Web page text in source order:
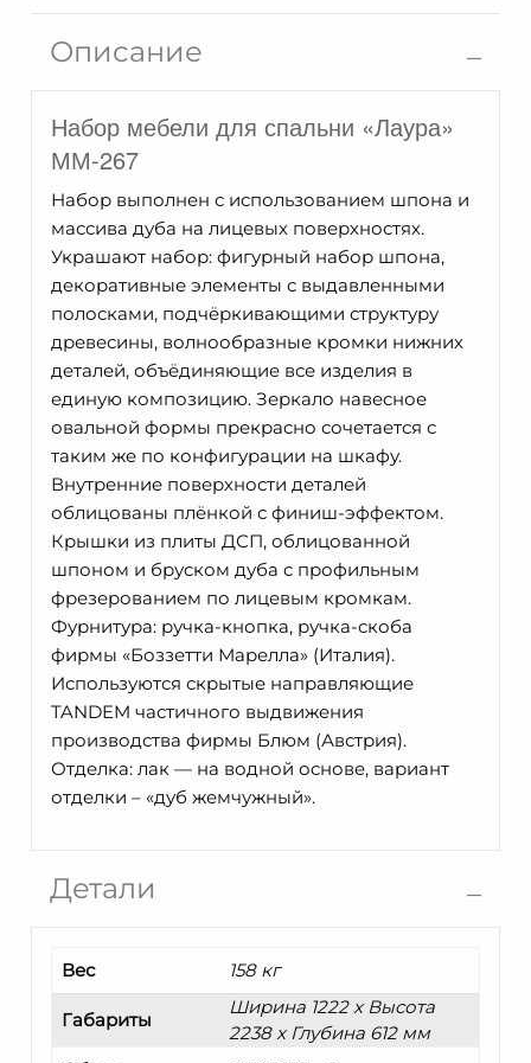
одежды
Лаура
ММ-267-
01/02Б-1
Описание
Набор мебели для спальни «Лаура»
ММ-267
Набор выполнен с использованием шпона и
массива дуба на лицевых поверхностях.
Украшают набор: фигурный набор шпона,
декоративные элементы с выдавленными
полосками, подчёркивающими структуру
древесины, волнообразные кромки нижних
деталей, объёдиняющие все изделия в
единую композицию. Зеркало навесное
овальной формы прекрасно сочетается с
таким же по конфигурации на шкафу.
Внутренние поверхности деталей
облицованы плёнкой с финиш-эффектом.
Крышки из плиты ДСП, облицованной
шпоном и бруском дуба с профильным
фрезерованием по лицевым кромкам.
Фурнитура: ручка-кнопка, ручка-скоба
фирмы «Боззетти Марелла» (Италия).
Используются скрытые направляющие
TANDEM частичного выдвижения
производства фирмы Блюм (Австрия).
Отделка: лак — на водной основе, вариант
отделки – «дуб жемчужный».
Детали
Вес 158 кг
Габариты
Ширина 1222 x Высота
2238 x Глубина 612 мм